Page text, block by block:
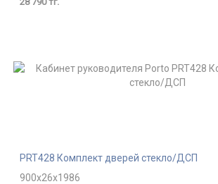
PRT428 Комплект дверей стекло/ДСП
900x26x1986